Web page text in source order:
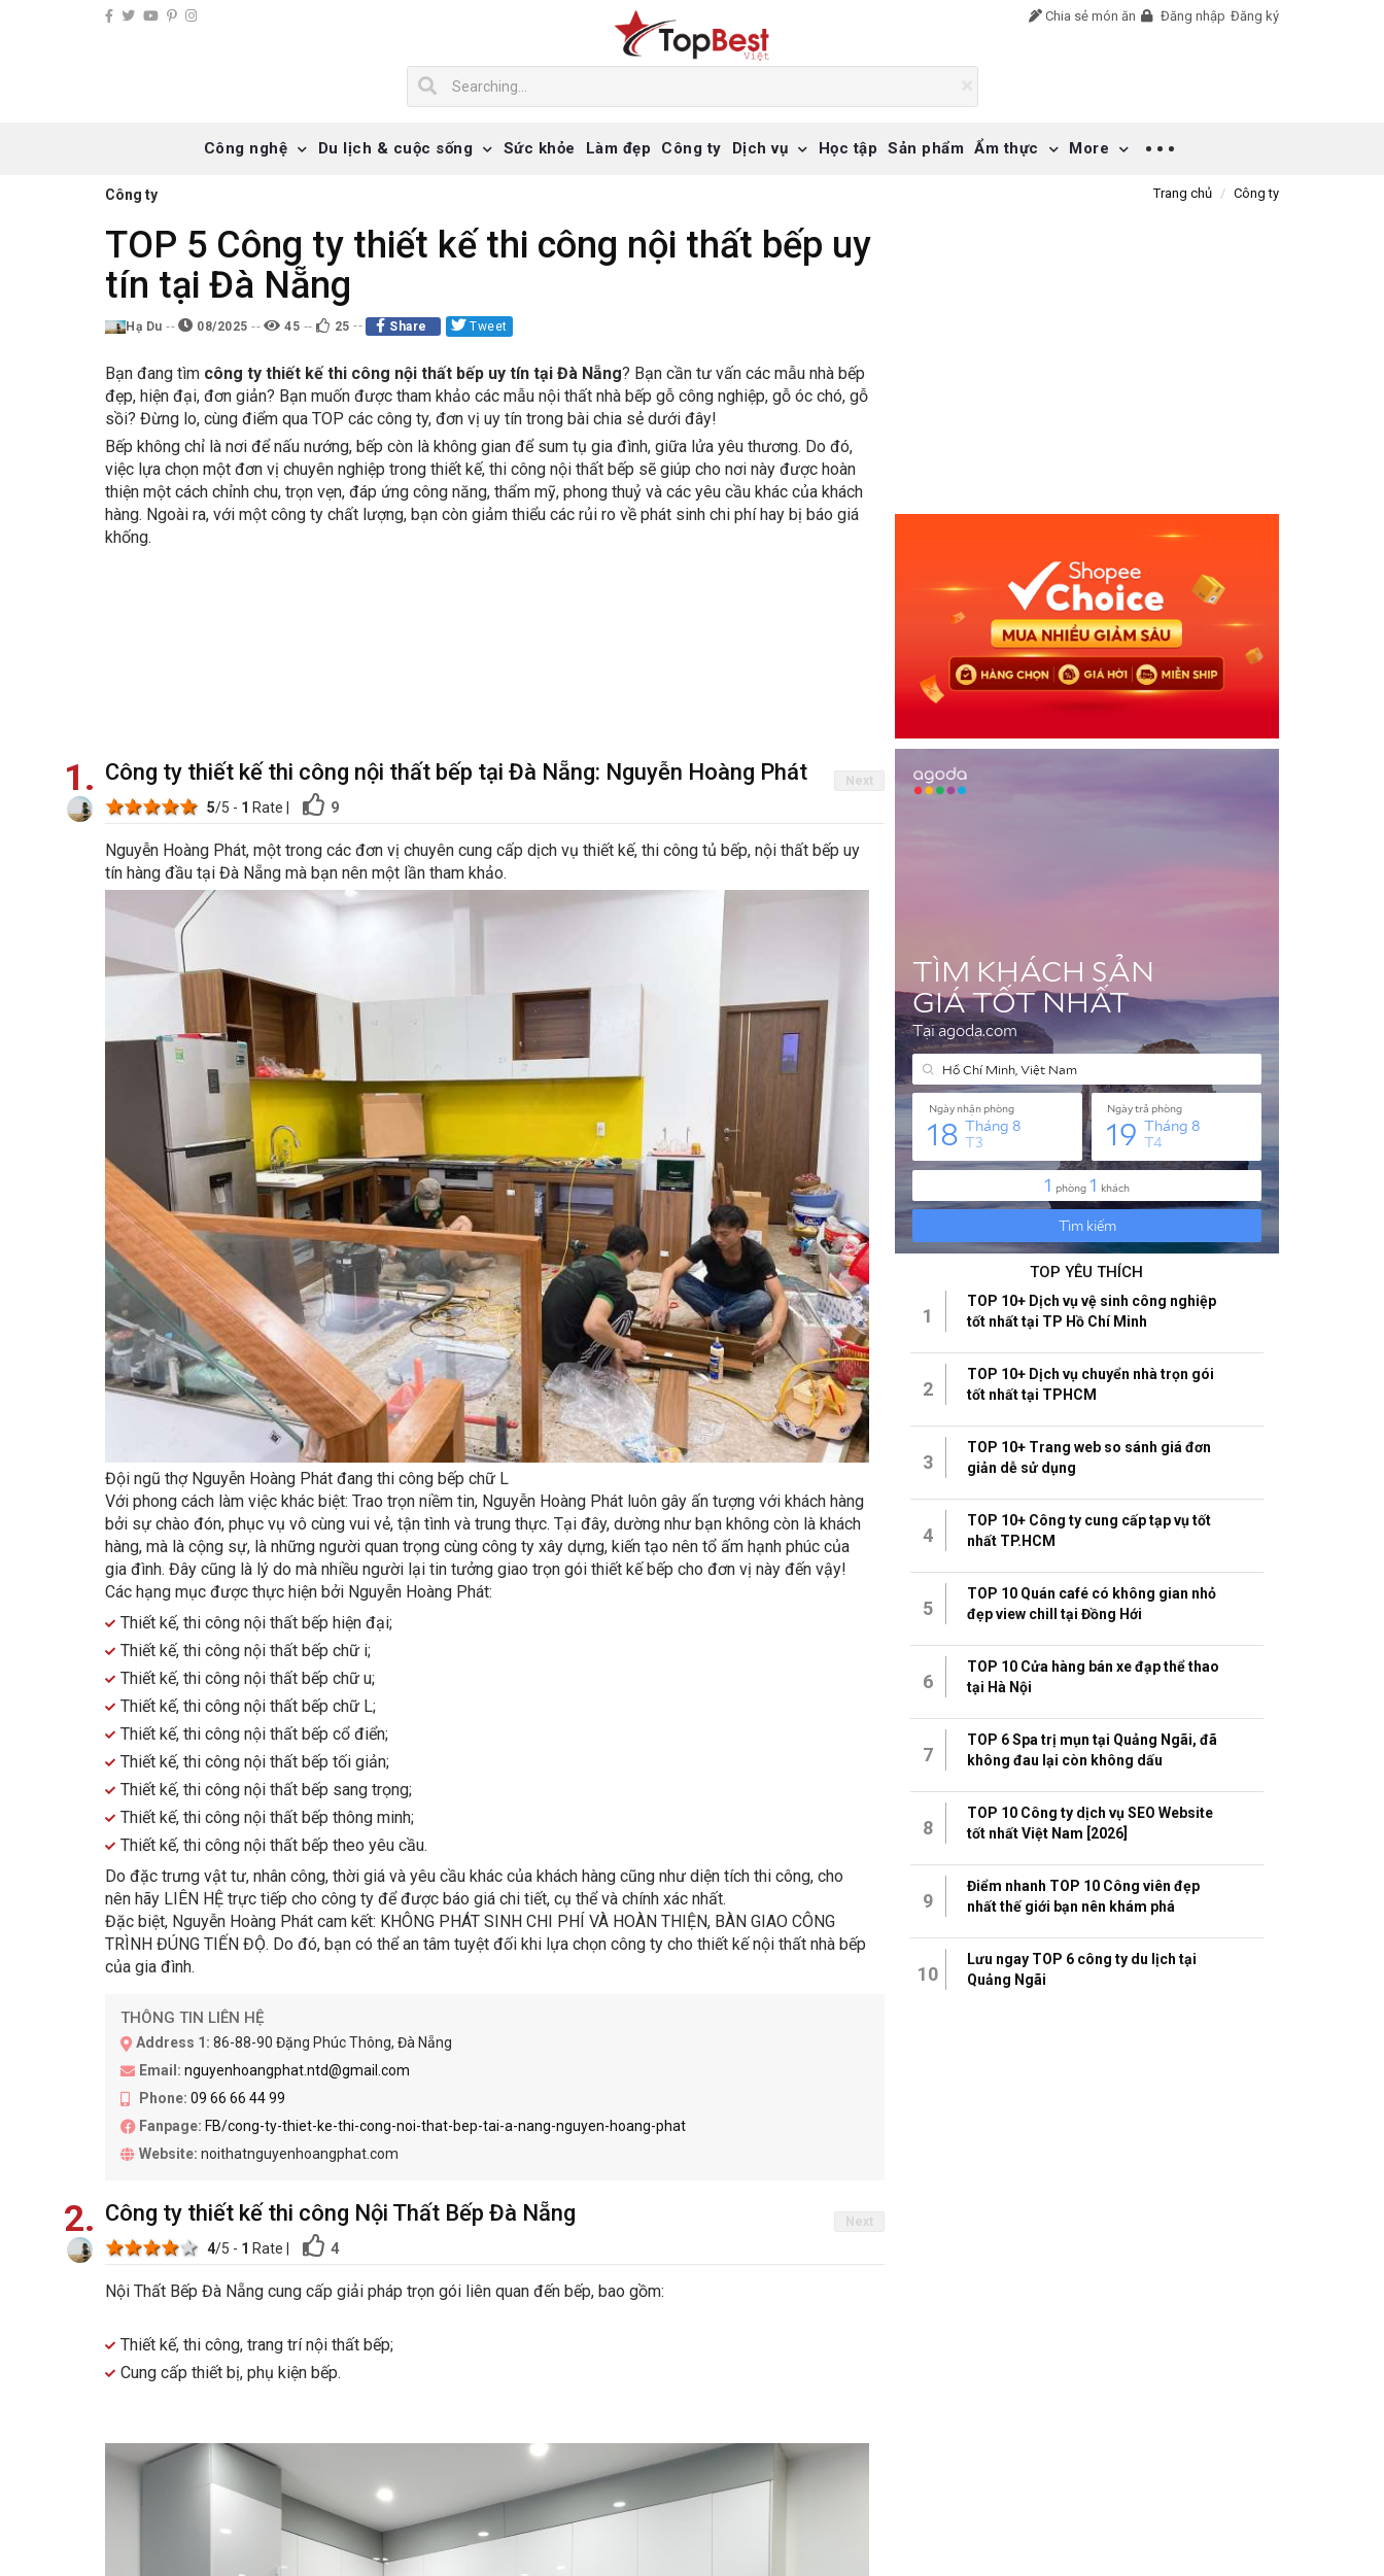
Chia sẻ món ăn Đăng nhập Đăng ký
Công nghệ Du lịch & cuộc sống Sức khỏe Làm đẹp Công ty Dịch vụ Học tập Sản phẩm Ẩm thực More
Công ty Trang chủ Công ty
TOP 5 Công ty thiết kế thi công nội thất bếp uy
tín tại Đà Nẵng
Hạ Du 08/2025 45 25 Share Tweet
Bạn đang tìm công ty thiết kế thi công nội thất bếp uy tín tại Đà Nẵng? Bạn cần tư vấn các mẫu nhà bếp
đẹp, hiện đại, đơn giản? Bạn muốn được tham khảo các mẫu nội thất nhà bếp gỗ công nghiệp, gỗ óc chó, gỗ
sồi? Đừng lo, cùng điểm qua TOP các công ty, đơn vị uy tín trong bài chia sẻ dưới đây!
Bếp không chỉ là nơi để nấu nướng, bếp còn là không gian để sum tụ gia đình, giữa lửa yêu thương. Do đó,
việc lựa chọn một đơn vị chuyên nghiệp trong thiết kế, thi công nội thất bếp sẽ giúp cho nơi này được hoàn
thiện một cách chỉnh chu, trọn vẹn, đáp ứng công năng, thẩm mỹ, phong thuỷ và các yêu cầu khác của khách
hàng. Ngoài ra, với một công ty chất lượng, bạn còn giảm thiểu các rủi ro về phát sinh chi phí hay bị báo giá
khống.
Next
1 Công ty thiết kế thi công nội thất bếp tại Đà Nẵng: Nguyễn Hoàng Phát
5 stars
4 stars
3 stars
2 stars
1 star 5/5 - 1 Rate 9
Nguyễn Hoàng Phát, một trong các đơn vị chuyên cung cấp dịch vụ thiết kế, thi công tủ bếp, nội thất bếp uy
tín hàng đầu tại Đà Nẵng mà bạn nên một lần tham khảo.
Đội ngũ thợ Nguyễn Hoàng Phát đang thi công bếp chữ L
Với phong cách làm việc khác biệt: Trao trọn niềm tin, Nguyễn Hoàng Phát luôn gây ấn tượng với khách hàng
bởi sự chào đón, phục vụ vô cùng vui vẻ, tận tình và trung thực. Tại đây, dường như bạn không còn là khách
hàng, mà là cộng sự, là những người quan trọng cùng công ty xây dựng, kiến tạo nên tổ ấm hạnh phúc của
gia đình. Đây cũng là lý do mà nhiều người lại tin tưởng giao trọn gói thiết kế bếp cho đơn vị này đến vậy!
Các hạng mục được thực hiện bởi Nguyễn Hoàng Phát:
Thiết kế, thi công nội thất bếp hiện đại;
Thiết kế, thi công nội thất bếp chữ i;
Thiết kế, thi công nội thất bếp chữ u;
Thiết kế, thi công nội thất bếp chữ L;
Thiết kế, thi công nội thất bếp cổ điển;
Thiết kế, thi công nội thất bếp tối giản;
Thiết kế, thi công nội thất bếp sang trọng;
Thiết kế, thi công nội thất bếp thông minh;
Thiết kế, thi công nội thất bếp theo yêu cầu.
Do đặc trưng vật tư, nhân công, thời giá và yêu cầu khác của khách hàng cũng như diện tích thi công, cho
nên hãy LIÊN HỆ trực tiếp cho công ty để được báo giá chi tiết, cụ thể và chính xác nhất.
Đặc biệt, Nguyễn Hoàng Phát cam kết: KHÔNG PHÁT SINH CHI PHÍ VÀ HOÀN THIỆN, BÀN GIAO CÔNG
TRÌNH ĐÚNG TIẾN ĐỘ. Do đó, bạn có thể an tâm tuyệt đối khi lựa chọn công ty cho thiết kế nội thất nhà bếp
của gia đình.
THÔNG TIN LIÊN HỆ
Address 1: 86-88-90 Đặng Phúc Thông, Đà Nẵng
Email: nguyenhoangphat.ntd@gmail.com
Phone: 09 66 66 44 99
Fanpage: FB/cong-ty-thiet-ke-thi-cong-noi-that-bep-tai-a-nang-nguyen-hoang-phat
Website: noithatnguyenhoangphat.com
Next
2 Công ty thiết kế thi công Nội Thất Bếp Đà Nẵng
5 stars
4 stars
3 stars
2 stars
1 star 4/5 - 1 Rate 4
Nội Thất Bếp Đà Nẵng cung cấp giải pháp trọn gói liên quan đến bếp, bao gồm:
Thiết kế, thi công, trang trí nội thất bếp;
Cung cấp thiết bị, phụ kiện bếp.
TOP YÊU THÍCH
1
TOP 10+ Dịch vụ vệ sinh công nghiệp
tốt nhất tại TP Hồ Chí Minh
2
TOP 10+ Dịch vụ chuyển nhà trọn gói
tốt nhất tại TPHCM
3
TOP 10+ Trang web so sánh giá đơn
giản dễ sử dụng
4
TOP 10+ Công ty cung cấp tạp vụ tốt
nhất TP.HCM
5
TOP 10 Quán café có không gian nhỏ
đẹp view chill tại Đồng Hới
6
TOP 10 Cửa hàng bán xe đạp thể thao
tại Hà Nội
7
TOP 6 Spa trị mụn tại Quảng Ngãi, đã
không đau lại còn không dấu
8
TOP 10 Công ty dịch vụ SEO Website
tốt nhất Việt Nam [2026]
9
Điểm nhanh TOP 10 Công viên đẹp
nhất thế giới bạn nên khám phá
10
Lưu ngay TOP 6 công ty du lịch tại
Quảng Ngãi